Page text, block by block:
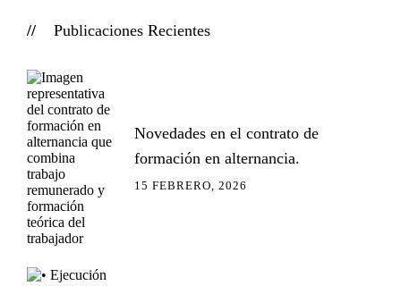
Publicaciones Recientes
Novedades en el contrato de
formación en alternancia.
15 FEBRERO, 2026